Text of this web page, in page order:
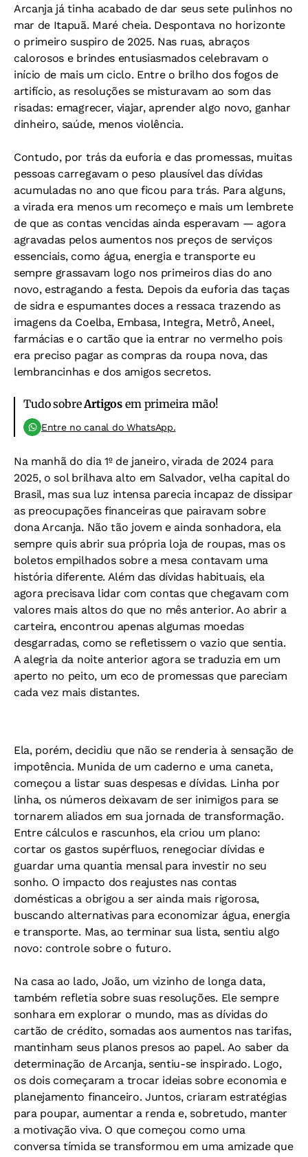
Arcanja já tinha acabado de dar seus sete pulinhos no
mar de Itapuã. Maré cheia. Despontava no horizonte
o primeiro suspiro de 2025. Nas ruas, abraços
calorosos e brindes entusiasmados celebravam o
início de mais um ciclo. Entre o brilho dos fogos de
artifício, as resoluções se misturavam ao som das
risadas: emagrecer, viajar, aprender algo novo, ganhar
dinheiro, saúde, menos violência.
Contudo, por trás da euforia e das promessas, muitas
pessoas carregavam o peso plausível das dívidas
acumuladas no ano que ficou para trás. Para alguns,
a virada era menos um recomeço e mais um lembrete
de que as contas vencidas ainda esperavam — agora
agravadas pelos aumentos nos preços de serviços
essenciais, como água, energia e transporte eu
sempre grassavam logo nos primeiros dias do ano
novo, estragando a festa. Depois da euforia das taças
de sidra e espumantes doces a ressaca trazendo as
imagens da Coelba, Embasa, Integra, Metrô, Aneel,
farmácias e o cartão que ia entrar no vermelho pois
era preciso pagar as compras da roupa nova, das
lembrancinhas e dos amigos secretos.
Tudo sobreArtigos em primeira mão!
Entre no canal do WhatsApp.
Na manhã do dia 1º de janeiro, virada de 2024 para
2025, o sol brilhava alto em Salvador, velha capital do
Brasil, mas sua luz intensa parecia incapaz de dissipar
as preocupações financeiras que pairavam sobre
dona Arcanja. Não tão jovem e ainda sonhadora, ela
sempre quis abrir sua própria loja de roupas, mas os
boletos empilhados sobre a mesa contavam uma
história diferente. Além das dívidas habituais, ela
agora precisava lidar com contas que chegavam com
valores mais altos do que no mês anterior. Ao abrir a
carteira, encontrou apenas algumas moedas
desgarradas, como se refletissem o vazio que sentia.
A alegria da noite anterior agora se traduzia em um
aperto no peito, um eco de promessas que pareciam
cada vez mais distantes.
Ela, porém, decidiu que não se renderia à sensação de
impotência. Munida de um caderno e uma caneta,
começou a listar suas despesas e dívidas. Linha por
linha, os números deixavam de ser inimigos para se
tornarem aliados em sua jornada de transformação.
Entre cálculos e rascunhos, ela criou um plano:
cortar os gastos supérfluos, renegociar dívidas e
guardar uma quantia mensal para investir no seu
sonho. O impacto dos reajustes nas contas
domésticas a obrigou a ser ainda mais rigorosa,
buscando alternativas para economizar água, energia
e transporte. Mas, ao terminar sua lista, sentiu algo
novo: controle sobre o futuro.
Na casa ao lado, João, um vizinho de longa data,
também refletia sobre suas resoluções. Ele sempre
sonhara em explorar o mundo, mas as dívidas do
cartão de crédito, somadas aos aumentos nas tarifas,
mantinham seus planos presos ao papel. Ao saber da
determinação de Arcanja, sentiu-se inspirado. Logo,
os dois começaram a trocar ideias sobre economia e
planejamento financeiro. Juntos, criaram estratégias
para poupar, aumentar a renda e, sobretudo, manter
a motivação viva. O que começou como uma
conversa tímida se transformou em uma amizade que